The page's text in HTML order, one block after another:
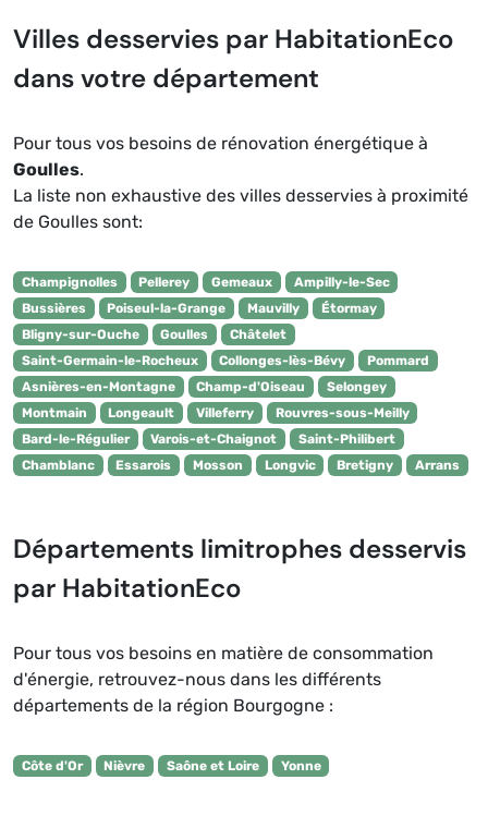
Villes desservies par HabitationEco
dans votre département
Pour tous vos besoins de rénovation énergétique à
Goulles.
La liste non exhaustive des villes desservies à proximité
de Goulles sont:
Champignolles Pellerey Gemeaux
Ampilly-le-Sec
Bussières
Poiseul-la-Grange Mauvilly
Étormay
Bligny-sur-Ouche
Goulles
Châtelet
Saint-Germain-le-Rocheux
Collonges-lès-Bévy
Pommard
Asnières-en-Montagne
Champ-d'Oiseau
Selongey
Montmain
Longeault Villeferry
Rouvres-sous-Meilly
Bard-le-Régulier
Varois-et-Chaignot
Saint-Philibert
Chamblanc
Essarois Mosson Longvic Bretigny Arrans
Départements limitrophes desservis
par HabitationEco
Pour tous vos besoins en matière de consommation
d'énergie, retrouvez-nous dans les différents
départements de la région Bourgogne :
Côte d'Or Nièvre Saône et Loire Yonne